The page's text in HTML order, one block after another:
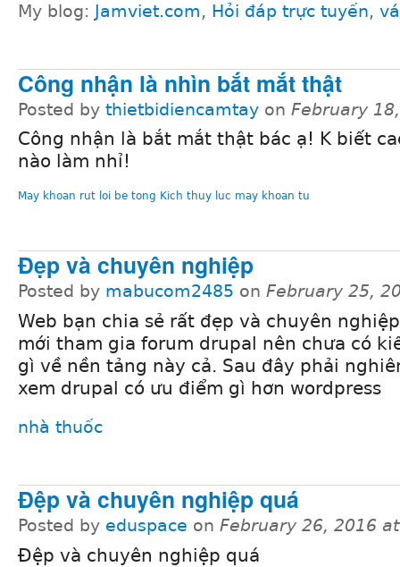
My blog: Jamviet.com, Hỏi đáp trực tuyến,
Công nhận là nhìn bắt mắt thật
Posted by thietbidiencamtay on February
Công nhận là bắt mắt thật bác ạ! K biết
nào làm nhỉ!
May khoan rut loi be tong Kich thuy luc may khoan tu
Đẹp và chuyên nghiệp
Posted by mabucom2485 on February 25,
Web bạn chia sẻ rất đẹp và chuyên
mới tham gia forum drupal nên chưa có
gì về nền tảng này cả. Sau đây phải
xem drupal có ưu điểm gì hơn wordpress
nhà thuốc
Đệp và chuyên nghiệp quá
Posted by eduspace on February 26, 2016
Đệp và chuyên nghiệp quá